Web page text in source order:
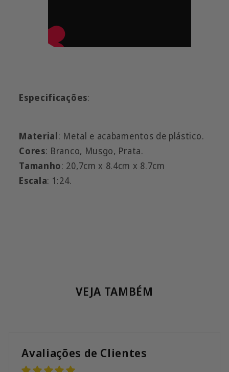
Especificações:
Material: Metal e acabamentos de plástico.
Cores: Branco, Musgo, Prata.
Tamanho: 20,7cm x 8.4cm x 8.7cm
Escala: 1:24.
VEJA TAMBÉM
Avaliações de Clientes